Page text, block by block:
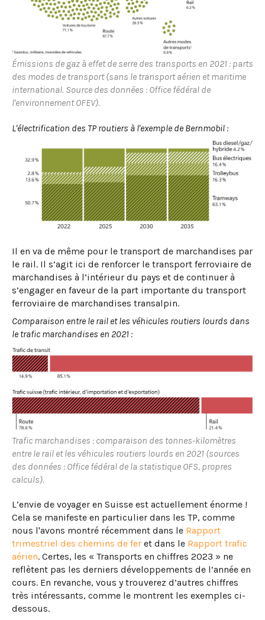
Émissions de gaz à effet de serre des transports en 2021 : parts
des modes de transport (sans le transport aérien et maritime
international. Source des données : Office fédéral de
l'environnement OFEV).
L'électrification des TP routiers à l'exemple de Bernmobil :
Il en va de même pour le transport de marchandises par
le rail. Il s’agit ici de renforcer le transport ferroviaire de
marchandises à l’intérieur du pays et de continuer à
s’engager en faveur de la part importante du transport
ferroviaire de marchandises transalpin.
Comparaison entre le rail et les véhicules routiers lourds dans
le trafic marchandises en 2021 :
Trafic marchandises : comparaison des tonnes-kilomètres
entre le rail et les véhicules routiers lourds en 2021 (sources
des données : Office fédéral de la statistique OFS, propres
calculs).
L’envie de voyager en Suisse est actuellement énorme !
Cela se manifeste en particulier dans les TP, comme
nous l'avons montré récemment dans le Rapport
trimestriel des chemins de fer et dans le Rapport trafic
aérien. Certes, les « Transports en chiffres 2023 » ne
reflètent pas les derniers développements de l’année en
cours. En revanche, vous y trouverez d’autres chiffres
très intéressants, comme le montrent les exemples ci-
dessous.